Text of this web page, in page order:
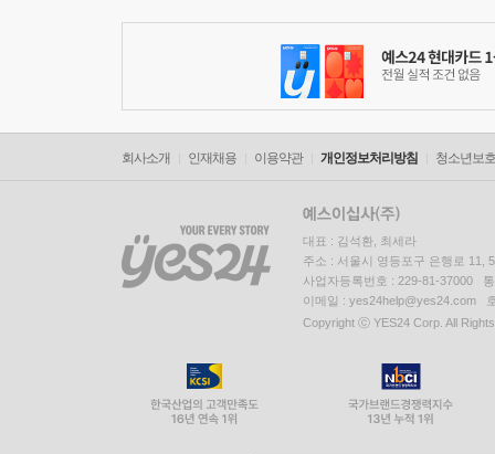
회사소개 인재채용 이용약관 개인정보처리방침 청소년보
대표 : 김석환, 최세라
주소 : 서울시 영등포구 은행로 11,
사업자등록번호 : 229-81-37000
이메일 : yes24help@yes24.com
Copyright ⓒ YES24 Corp. All